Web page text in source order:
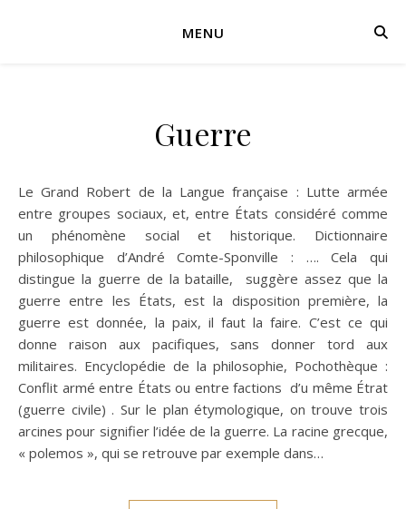
MENU
Guerre
Le Grand Robert de la Langue française : Lutte armée
entre groupes sociaux, et, entre États considéré comme
un phénomène social et historique. Dictionnaire
philosophique d’André Comte-Sponville : …. Cela qui
distingue la guerre de la bataille, suggère assez que la
guerre entre les États, est la disposition première, la
guerre est donnée, la paix, il faut la faire. C’est ce qui
donne raison aux pacifiques, sans donner tord aux
militaires. Encyclopédie de la philosophie, Pochothèque :
Conflit armé entre États ou entre factions d’u même Étrat
(guerre civile) . Sur le plan étymologique, on trouve trois
arcines pour signifier l’idée de la guerre. La racine grecque,
« polemos », qui se retrouve par exemple dans…